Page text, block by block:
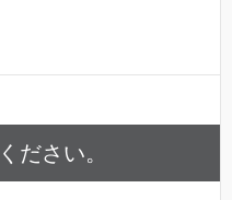
ださい。